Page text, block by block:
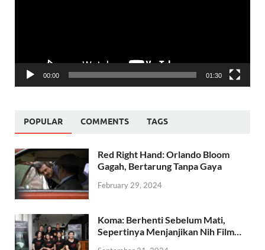
00:00 01:30
POPULAR COMMENTS TAGS
Red Right Hand: Orlando Bloom
Gagah, Bertarung Tanpa Gaya
February 29, 2024
Koma: Berhenti Sebelum Mati,
Sepertinya Menjanjikan Nih Film…